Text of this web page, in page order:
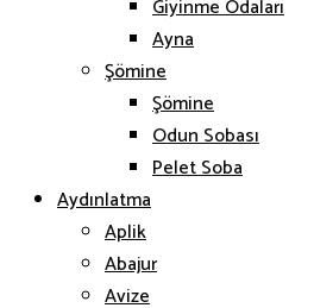
Giyinme Odaları
Ayna
Şömine
Şömine
Odun Sobası
Pelet Soba
Aydınlatma
Aplik
Abajur
Avize